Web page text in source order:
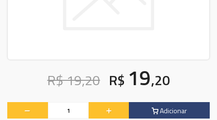
R$ 19,20 R$ 19,20
Adicionar